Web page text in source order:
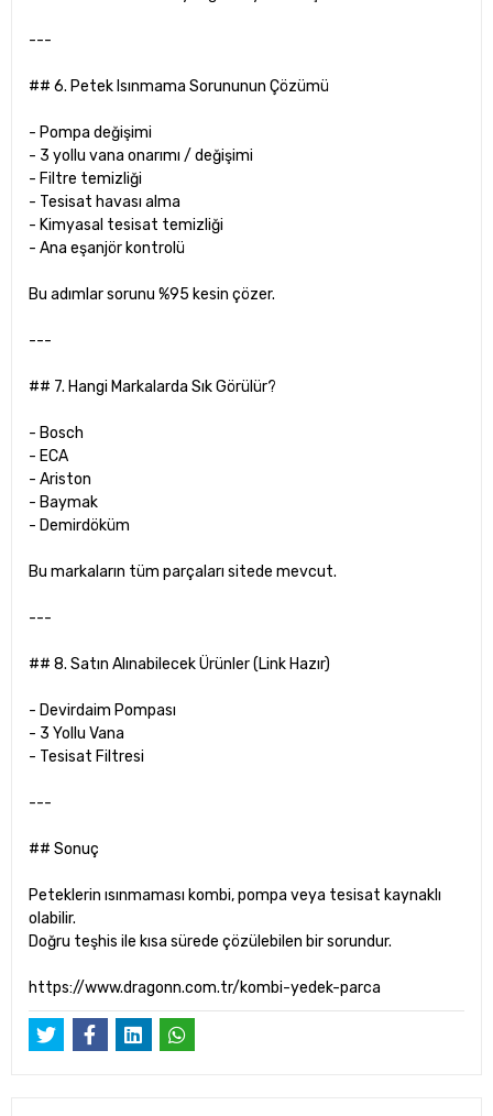
---
## 6. Petek Isınmama Sorununun Çözümü
- Pompa değişimi
- 3 yollu vana onarımı / değişimi
- Filtre temizliği
- Tesisat havası alma
- Kimyasal tesisat temizliği
- Ana eşanjör kontrolü
Bu adımlar sorunu %95 kesin çözer.
---
## 7. Hangi Markalarda Sık Görülür?
- Bosch
- ECA
- Ariston
- Baymak
- Demirdöküm
Bu markaların tüm parçaları sitede mevcut.
---
## 8. Satın Alınabilecek Ürünler (Link Hazır)
- Devirdaim Pompası
- 3 Yollu Vana
- Tesisat Filtresi
---
## Sonuç
Peteklerin ısınmaması kombi, pompa veya tesisat kaynaklı
olabilir.
Doğru teşhis ile kısa sürede çözülebilen bir sorundur.
https://www.dragonn.com.tr/kombi-yedek-parca